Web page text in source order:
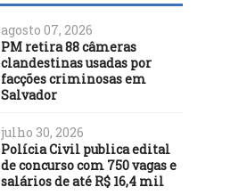
agosto 07, 2026
PM retira 88 câmeras
clandestinas usadas por
facções criminosas em
Salvador
julho 30, 2026
Polícia Civil publica edital
de concurso com 750 vagas e
salários de até R$ 16,4 mil